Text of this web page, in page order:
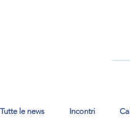
Tutte le news Incontri Call